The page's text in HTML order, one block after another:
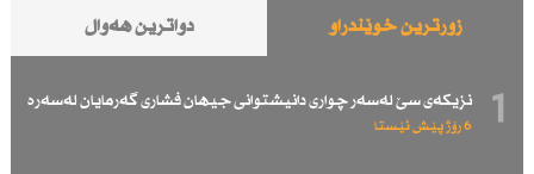
زۆرترین خوێندراو دواترین هەواڵ
1 نزیكەی سێ لەسەر چواری دانیشتوانی جیهان فشاری گەرمایان لەسەرە
6 رۆژ پێش ئێستا